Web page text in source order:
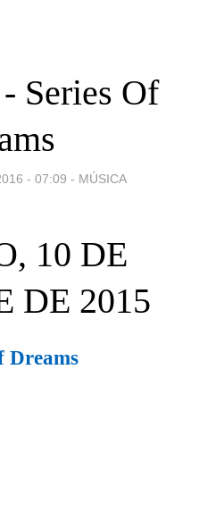
Series Of
- 07:09 - MÚSICA
10 DE
DE 2015
Dreams